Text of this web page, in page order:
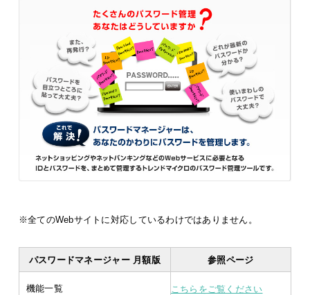
※全てのWebサイトに対応しているわけではありません。
パスワードマネージャー 月額版 参照ページ
機能一覧 こちらをご覧ください